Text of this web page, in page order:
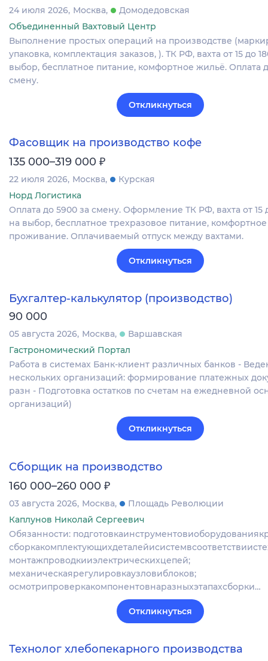
24 июля 2026 Москва
Домодедовская
Объединенный Вахтовый Центр
Выполнение простых операций на производстве
упаковка, комплектация заказов, ). ТК РФ, вахта от 15 до
выбор, бесплатное питание, комфортное жильё. Оплата
смену.
Откликнуться
Фасовщик на производство кофе
135 000–319 000 ₽
22 июля 2026 Москва
Курская
Норд Логистика
Оплата до 5900 за смену. Оформление ТК РФ, вахта от 15
на выбор, бесплатное трехразовое питание, комфортное
проживание. Оплачиваемый отпуск между вахтами.
Откликнуться
Бухгалтер-калькулятор (производство)
90 000
05 августа 2026 Москва
Варшавская
Гастрономический Портал
Работа в системах Банк-клиент различных банков -
нескольких организаций: формирование платежных
разн - Подготовка остатков по счетам на ежедневной
организаций)
Откликнуться
Сборщик на производство
160 000–260 000 ₽
03 августа 2026 Москва
Площадь Революции
Каплунов Николай Сергеевич
Обязанности:
монтажпроводкииэлектрическихцепей;
механическаярегулировкаузловиблоков;
осмотрипроверкакомпонентовнаразныхэтапахсборки…
Откликнуться
Технолог хлебопекарного производства